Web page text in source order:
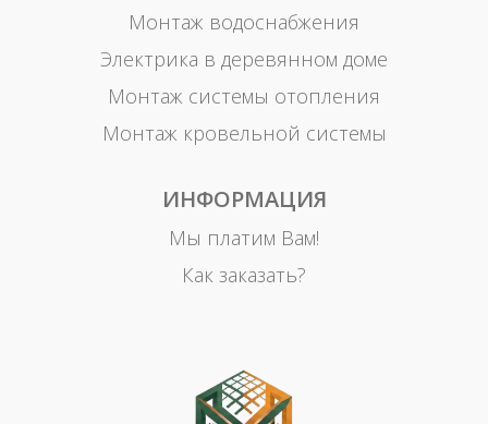
Монтаж водоснабжения
Электрика в деревянном доме
Монтаж системы отопления
Монтаж кровельной системы
ИНФОРМАЦИЯ
Мы платим Вам!
Как заказать?